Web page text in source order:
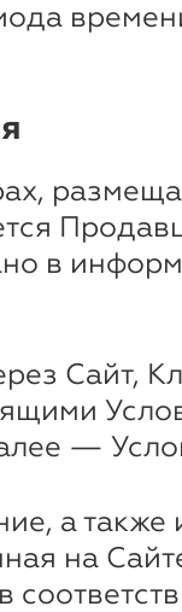
в
Сайт,
—
а
на